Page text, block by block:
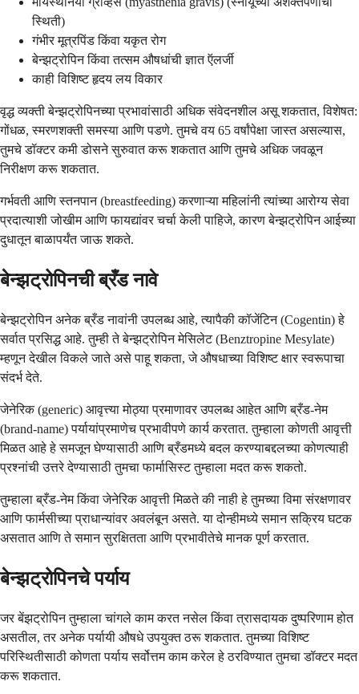
स्थिती)
गंभीर मूत्रपिंड किंवा यकृत रोग
बेन्झट्रोपिन किंवा तत्सम औषधांची ज्ञात ऍलर्जी
काही विशिष्ट हृदय लय विकार
वृद्ध व्यक्ती बेन्झट्रोपिनच्या प्रभावांसाठी अधिक संवेदनशील असू शकतात, विशेषत:
गोंधळ, स्मरणशक्ती समस्या आणि पडणे. तुमचे वय 65 वर्षांपेक्षा जास्त असल्यास,
तुमचे डॉक्टर कमी डोसने सुरुवात करू शकतात आणि तुमचे अधिक जवळून
निरीक्षण करू शकतात.
गर्भवती आणि स्तनपान (breastfeeding) करणाऱ्या महिलांनी त्यांच्या आरोग्य सेवा
प्रदात्याशी जोखीम आणि फायद्यांवर चर्चा केली पाहिजे, कारण बेन्झट्रोपिन आईच्या
दुधातून बाळापर्यंत जाऊ शकते.
बेन्झट्रोपिनची ब्रँड नावे
बेन्झट्रोपिन अनेक ब्रँड नावांनी उपलब्ध आहे, त्यापैकी कॉजेंटिन (Cogentin) हे
सर्वात प्रसिद्ध आहे. तुम्ही ते बेन्झट्रोपिन मेसिलेट (Benztropine Mesylate)
म्हणून देखील विकले जाते असे पाहू शकता, जे औषधाच्या विशिष्ट क्षार स्वरूपाचा
संदर्भ देते.
जेनेरिक (generic) आवृत्त्या मोठ्या प्रमाणावर उपलब्ध आहेत आणि ब्रँड-नेम
(brand-name) पर्यायांप्रमाणेच प्रभावीपणे कार्य करतात. तुम्हाला कोणती आवृत्ती
मिळत आहे हे समजून घेण्यासाठी आणि ब्रँडमध्ये बदल करण्याबद्दलच्या कोणत्याही
प्रश्नांची उत्तरे देण्यासाठी तुमचा फार्मासिस्ट तुम्हाला मदत करू शकतो.
तुम्हाला ब्रँड-नेम किंवा जेनेरिक आवृत्ती मिळते की नाही हे तुमच्या विमा संरक्षणावर
आणि फार्मसीच्या प्राधान्यांवर अवलंबून असते. या दोन्हीमध्ये समान सक्रिय घटक
असतात आणि ते समान सुरक्षितता आणि प्रभावीतेचे मानक पूर्ण करतात.
बेन्झट्रोपिनचे पर्याय
जर बेंझट्रोपिन तुम्हाला चांगले काम करत नसेल किंवा त्रासदायक दुष्परिणाम होत
असतील, तर अनेक पर्यायी औषधे उपयुक्त ठरू शकतात. तुमच्या विशिष्ट
परिस्थितीसाठी कोणता पर्याय सर्वोत्तम काम करेल हे ठरविण्यात तुमचा डॉक्टर मदत
करू शकतात.